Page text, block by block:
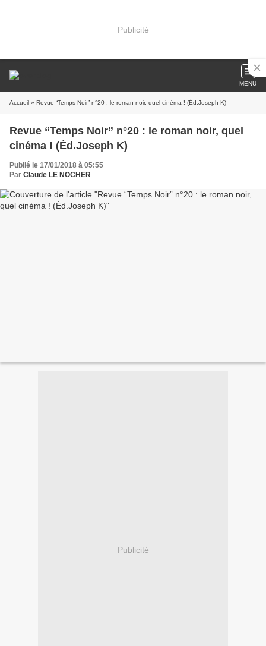
Publicité
MENU
Accueil » Revue “Temps Noir” n°20 : le roman noir, quel cinéma ! (Éd.Joseph K)
Revue “Temps Noir” n°20 : le roman noir, quel
cinéma ! (Éd.Joseph K)
Publié le 17/01/2018 à 05:55
Par Claude LE NOCHER
Publicité